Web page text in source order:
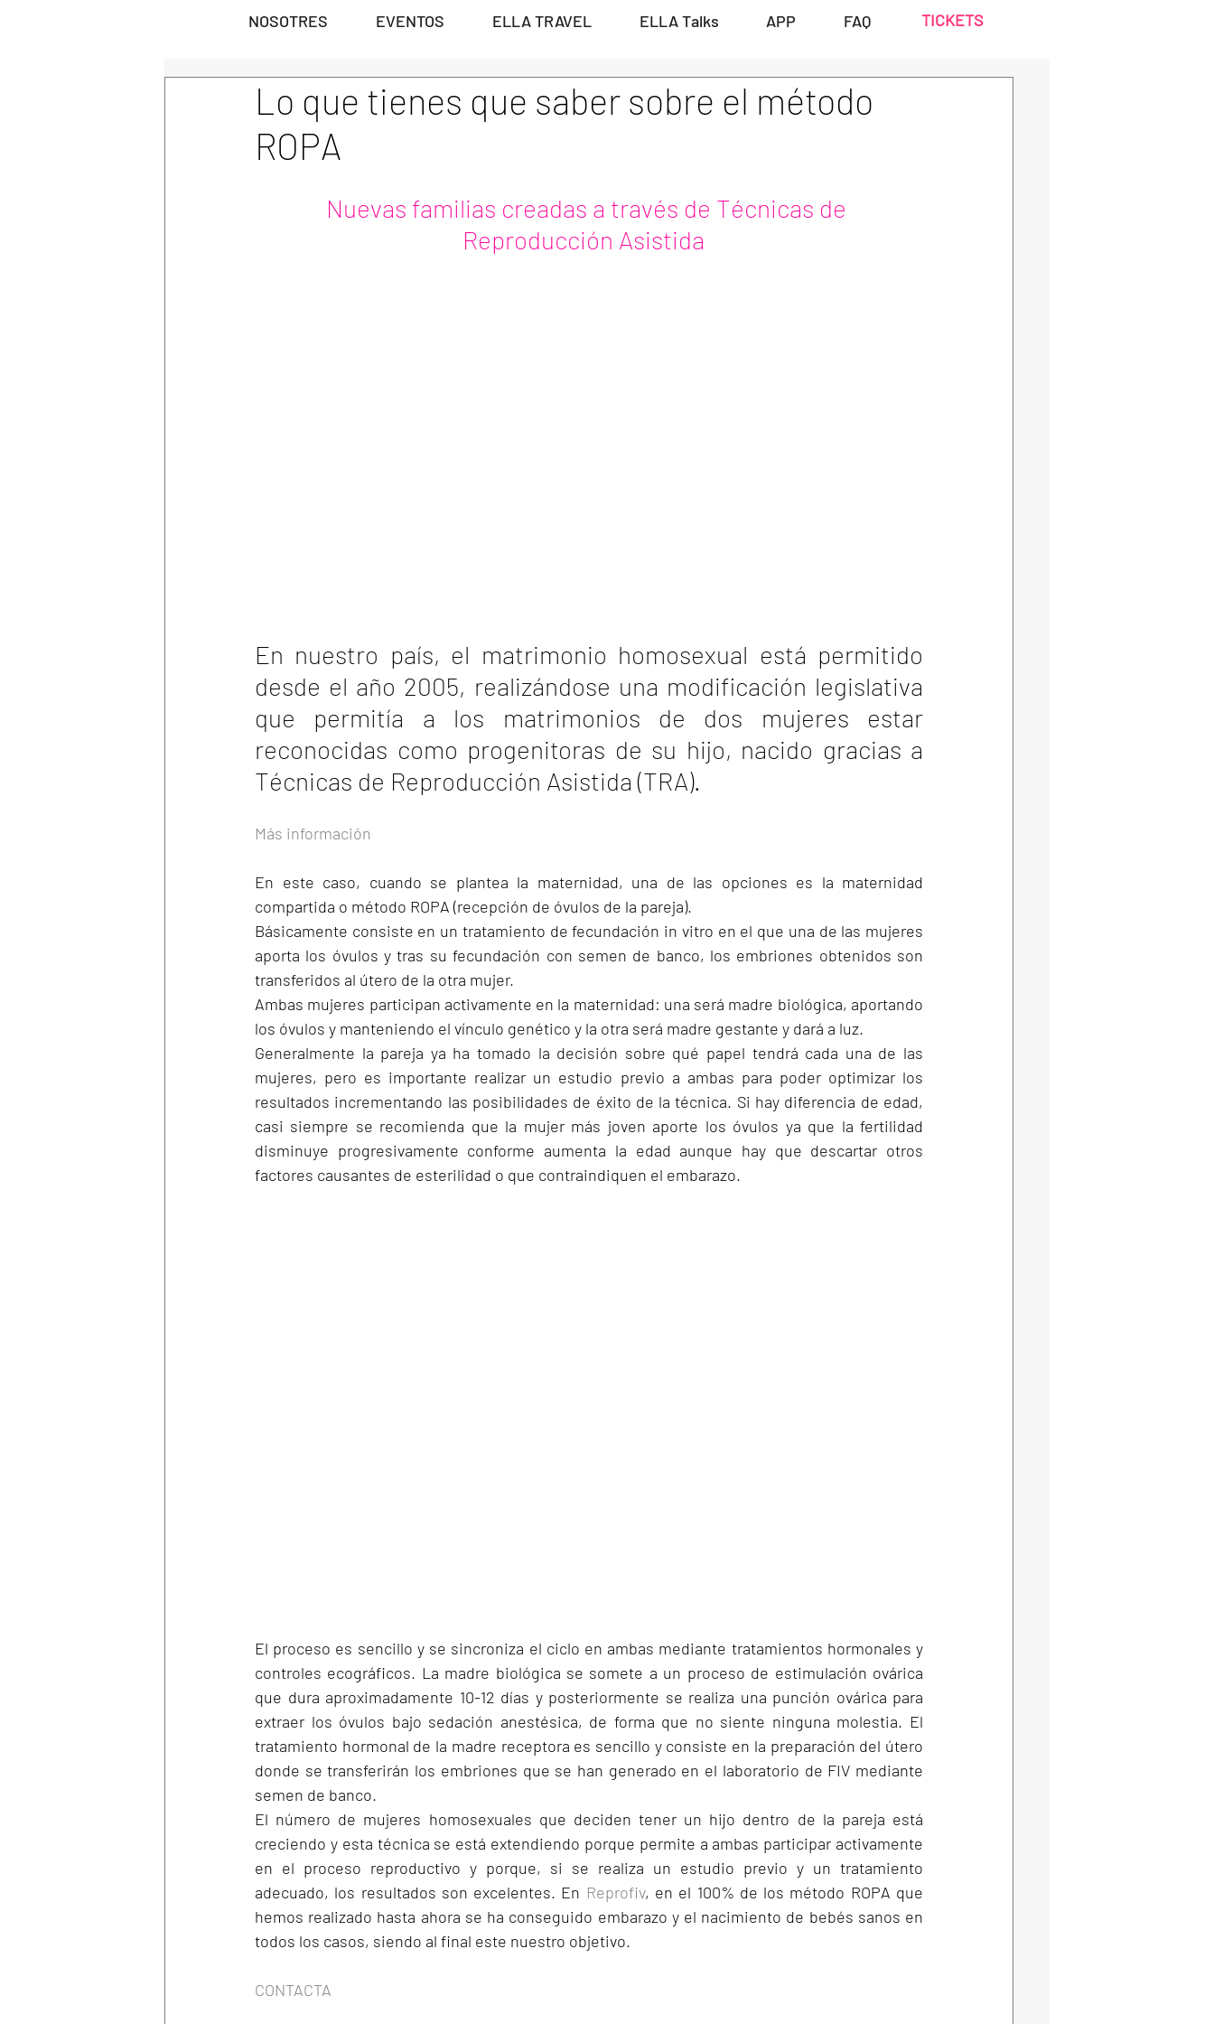
TICKETS
NOSOTRES EVENTOS ELLA TRAVEL ELLA Talks APP FAQ
Lo que tienes que saber sobre el método
ROPA
Nuevas familias creadas a través de Técnicas de
Reproducción Asistida
En nuestro país, el matrimonio homosexual está permitido
desde el año 2005, realizándose una modificación legislativa
que permitía a los matrimonios de dos mujeres estar
reconocidas como progenitoras de su hijo, nacido gracias a
Técnicas de Reproducción Asistida (TRA).
Más información
En este caso, cuando se plantea la maternidad, una de las opciones es la maternidad
compartida o método ROPA (recepción de óvulos de la pareja).
Básicamente consiste en un tratamiento de fecundación in vitro en el que una de las mujeres
aporta los óvulos y tras su fecundación con semen de banco, los embriones obtenidos son
transferidos al útero de la otra mujer.
Ambas mujeres participan activamente en la maternidad: una será madre biológica, aportando
los óvulos y manteniendo el vínculo genético y la otra será madre gestante y dará a luz.
Generalmente la pareja ya ha tomado la decisión sobre qué papel tendrá cada una de las
mujeres, pero es importante realizar un estudio previo a ambas para poder optimizar los
resultados incrementando las posibilidades de éxito de la técnica. Si hay diferencia de edad,
casi siempre se recomienda que la mujer más joven aporte los óvulos ya que la fertilidad
disminuye progresivamente conforme aumenta la edad aunque hay que descartar otros
factores causantes de esterilidad o que contraindiquen el embarazo.
El proceso es sencillo y se sincroniza el ciclo en ambas mediante tratamientos hormonales y
controles ecográficos. La madre biológica se somete a un proceso de estimulación ovárica
que dura aproximadamente 10-12 días y posteriormente se realiza una punción ovárica para
extraer los óvulos bajo sedación anestésica, de forma que no siente ninguna molestia. El
tratamiento hormonal de la madre receptora es sencillo y consiste en la preparación del útero
donde se transferirán los embriones que se han generado en el laboratorio de FIV mediante
semen de banco.
El número de mujeres homosexuales que deciden tener un hijo dentro de la pareja está
creciendo y esta técnica se está extendiendo porque permite a ambas participar activamente
en el proceso reproductivo y porque, si se realiza un estudio previo y un tratamiento
adecuado, los resultados son excelentes. En Reprofiv, en el 100% de los método ROPA que
hemos realizado hasta ahora se ha conseguido embarazo y el nacimiento de bebés sanos en
todos los casos, siendo al final este nuestro objetivo.
CONTACTA